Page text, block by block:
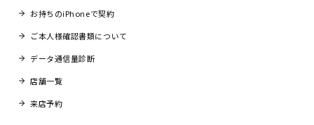
お持ちのiPhoneで契約
ご本人様確認書類について
データ通信量診断
店舗一覧
来店予約